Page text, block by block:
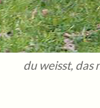
du weisst, das